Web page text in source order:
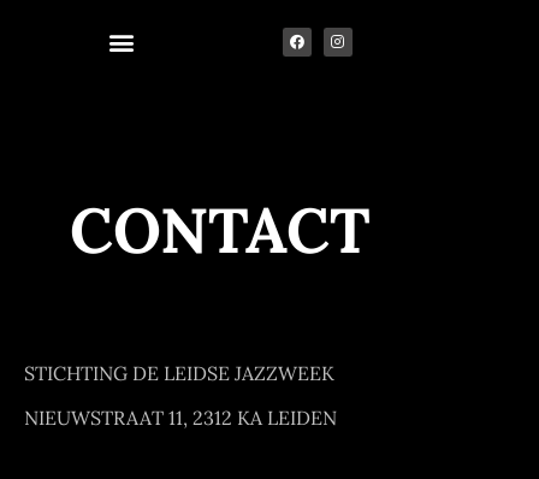
CONTACT
STICHTING DE LEIDSE JAZZWEEK
NIEUWSTRAAT 11, 2312 KA LEIDEN